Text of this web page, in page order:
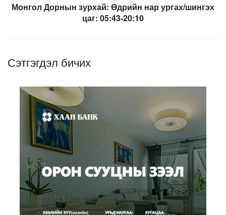
Монгол Дорнын зурхай: Өдрийн нар ургах/шингэх
цаг: 05:43-20:10
Сэтгэгдэл бичих